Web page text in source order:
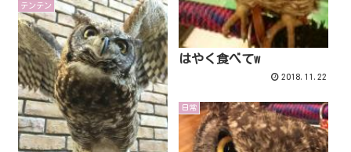
はやく食べてw
2018.11.22
テンテン
日常